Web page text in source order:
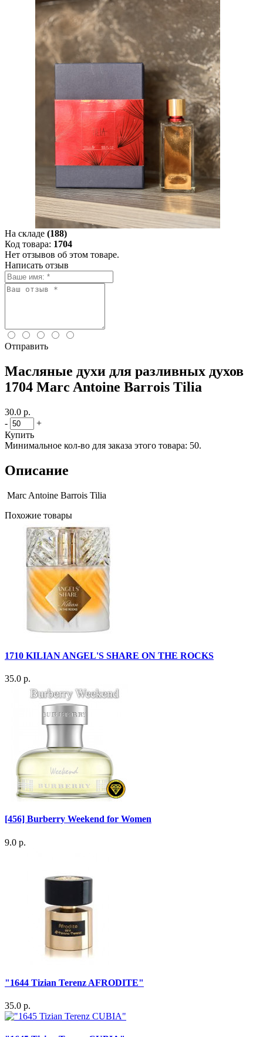
На складе (188)
Код товара: 1704
Нет отзывов об этом товаре.
Написать отзыв
Отправить
Масляные духи для разливных духов
1704 Marc Antoine Barrois Tilia
30.0 р.
-
+
Купить
Минимальное кол-во для заказа этого товара: 50.
Описание
Marc Antoine Barrois Tilia
Похожие товары
1710 KILIAN ANGEL'S SHARE ON THE ROCKS
35.0 р.
[456] Burberry Weekend for Women
9.0 р.
"1644 Tizian Terenz AFRODITE"
35.0 р.